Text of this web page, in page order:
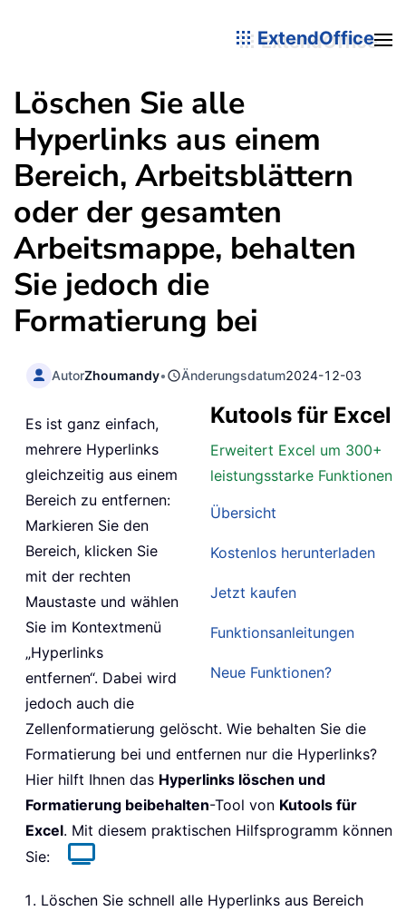
ExtendOffice
Löschen Sie alle
Hyperlinks aus einem
Bereich, Arbeitsblättern
oder der gesamten
Arbeitsmappe, behalten
Sie jedoch die
Formatierung bei
AutorZhoumandy• Änderungsdatum2024-12-03
Kutools für Excel
Erweitert Excel um 300+
leistungsstarke Funktionen
Übersicht
Kostenlos herunterladen
Jetzt kaufen
Funktionsanleitungen
Neue Funktionen?
Es ist ganz einfach,
mehrere Hyperlinks
gleichzeitig aus einem
Bereich zu entfernen:
Markieren Sie den
Bereich, klicken Sie
mit der rechten
Maustaste und wählen
Sie im Kontextmenü
„Hyperlinks
entfernen“. Dabei wird
jedoch auch die
Zellenformatierung gelöscht. Wie behalten Sie die
Formatierung bei und entfernen nur die Hyperlinks?
Hier hilft Ihnen das Hyperlinks löschen und
Formatierung beibehalten-Tool von Kutools für
Excel. Mit diesem praktischen Hilfsprogramm können
Sie:
Löschen Sie schnell alle Hyperlinks aus Bereich